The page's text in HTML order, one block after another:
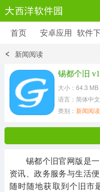
安卓应用
6179 款应用
首页 安卓应用 软件
新闻阅读
锡都个旧
大小：64.3 MB
语言：简体中文
类别： 新闻阅读
锡都个旧官网版是一
资讯、政务服务与生活
随时随地获取到个旧市